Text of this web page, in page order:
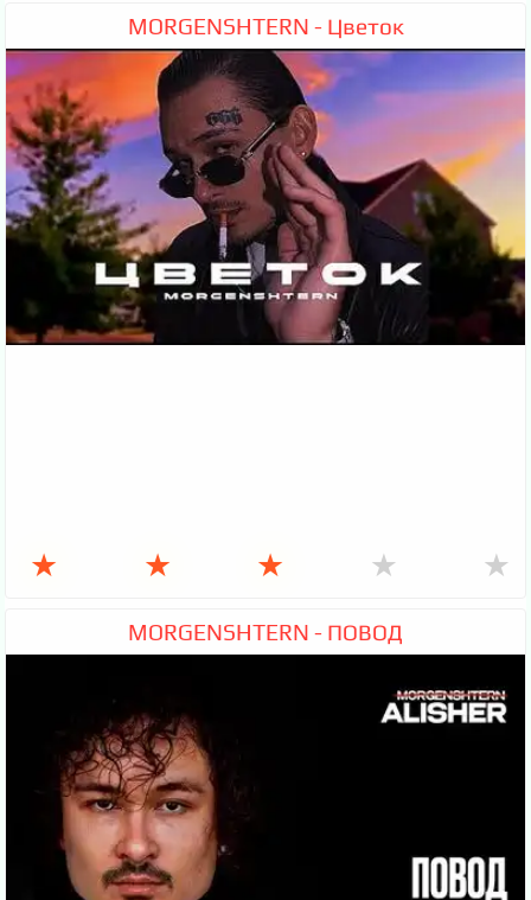
MORGENSHTERN - Цветок
★ ★ ★ ★ ★
MORGENSHTERN - ПОВОД